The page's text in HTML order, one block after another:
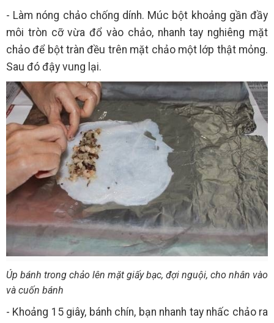
- Làm nóng chảo chống dính. Múc bột khoảng gần đầy
môi tròn cỡ vừa đổ vào chảo, nhanh tay nghiêng mặt
chảo để bột tràn đều trên mặt chảo một lớp thật mỏng.
Sau đó đậy vung lại.
Úp bánh trong chảo lên mặt giấy bạc, đợi nguội, cho nhân vào
và cuốn bánh
- Khoảng 15 giây, bánh chín, bạn nhanh tay nhấc chảo ra